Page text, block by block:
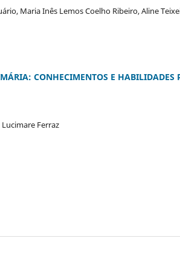
Maria Inês Lemos Coelho Ribeiro, Aline
CONHECIMENTOS E HABILIDADES
Ferraz